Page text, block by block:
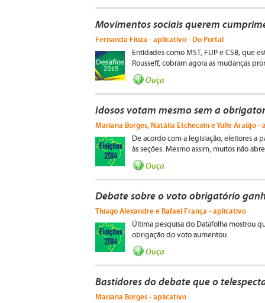
Movimentos sociais querem
Fernanda Fiuza - aplicativo - Do Portal
Entidades como MST, FUP e CSB, que
Rousseff, cobram agora as mudanças
Ouça
Idosos votam mesmo sem a
Mariana Borges, Natália Etchecoin e Yulle Araújo -
De acordo com a legislação, eleitores a
às seções. Mesmo assim, muitos não
Ouça
Debate sobre o voto obrigatório
Thiago Alexandre e Rafael França - aplicativo
Última pesquisa do Datafolha mostrou
obrigação do voto aumentou.
Ouça
Bastidores do debate que o
Mariana Borges - aplicativo